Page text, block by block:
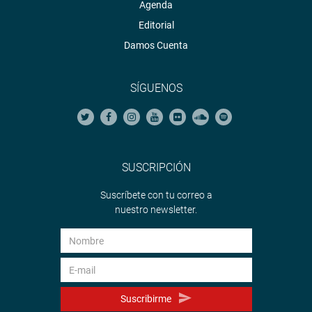
Agenda
Editorial
Damos Cuenta
SÍGUENOS
SUSCRIPCIÓN
Suscríbete con tu correo a
nuestro newsletter.
Suscribirme